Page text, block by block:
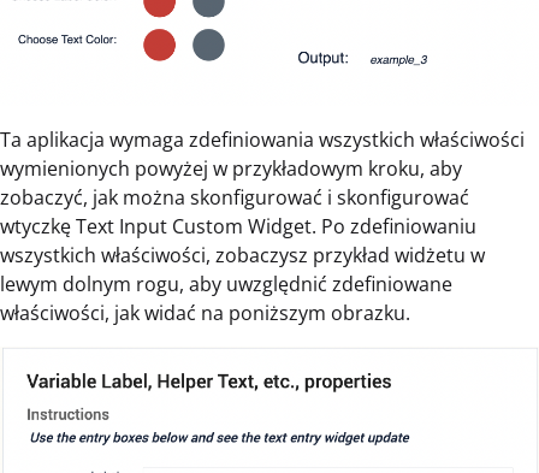
Ta aplikacja wymaga zdefiniowania wszystkich właściwości
wymienionych powyżej w przykładowym kroku, aby
zobaczyć, jak można skonfigurować i skonfigurować
wtyczkę Text Input Custom Widget. Po zdefiniowaniu
wszystkich właściwości, zobaczysz przykład widżetu w
lewym dolnym rogu, aby uwzględnić zdefiniowane
właściwości, jak widać na poniższym obrazku.